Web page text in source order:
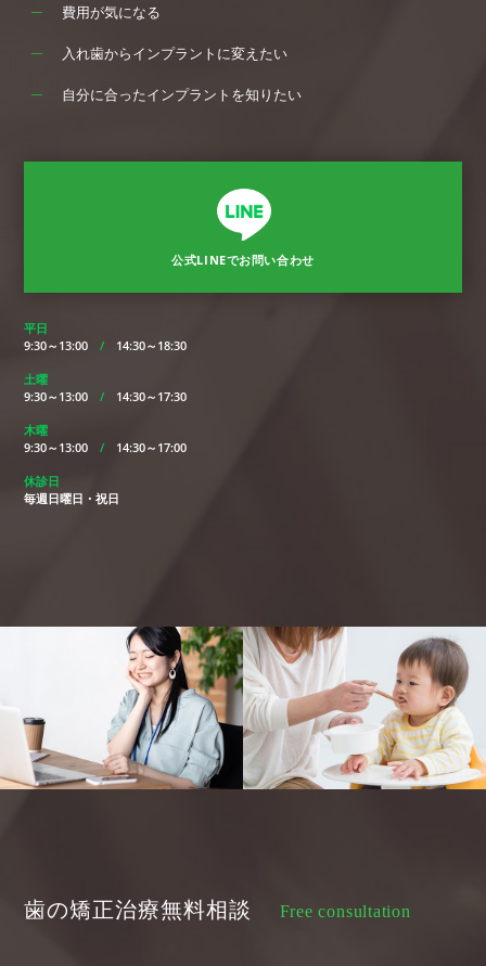
費用が気になる
入れ歯からインプラントに変えたい
自分に合ったインプラントを知りたい
公式LINEでお問い合わせ
平日
9:30～13:00/ 14:30～18:30
土曜
9:30～13:00/ 14:30～17:30
木曜
9:30～13:00/ 14:30～17:00
休診日
毎週日曜日・祝日
歯の矯正治療無料相談 Free consultation